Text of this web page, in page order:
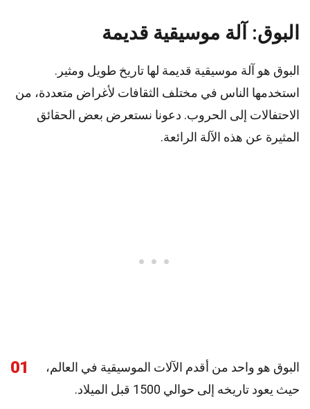
البوق: آلة موسيقية قديمة
البوق هو آلة موسيقية قديمة لها تاريخ طويل ومثير.
استخدمها الناس في مختلف الثقافات لأغراض متعددة، من
الاحتفالات إلى الحروب. دعونا نستعرض بعض الحقائق
المثيرة عن هذه الآلة الرائعة.
01
البوق هو واحد من أقدم الآلات الموسيقية في العالم،
حيث يعود تاريخه إلى حوالي 1500 قبل الميلاد.